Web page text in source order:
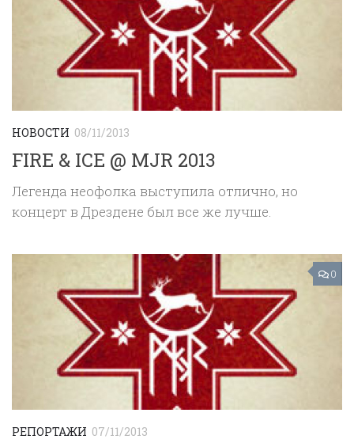
НОВОСТИ 08/11/2013
FIRE & ICE @ MJR 2013
Легенда неофолка выступила отлично, но
концерт в Дрездене был все же лучше.
0
РЕПОРТАЖИ 07/11/2013